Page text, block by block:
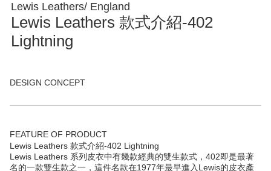
Lewis Leathers/ England
Lewis Leathers 款式介紹-402
Lightning
DESIGN CONCEPT
FEATURE OF PRODUCT
Lewis Leathers 款式介紹-402 Lightning
Lewis Leathers 系列皮衣中有幾款經典的雙生款式，402即是最著
名的一款雙生款之一，這件名款在1977年最早進入Lewis的皮衣產